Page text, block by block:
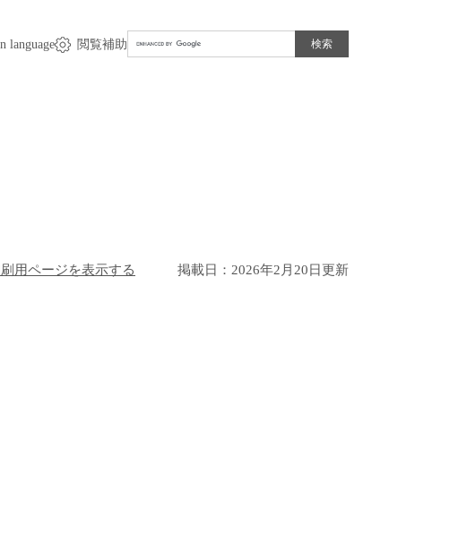
language 閲覧補助
Google
カ
用ページを表示する 掲載日：2026年2月20日更新